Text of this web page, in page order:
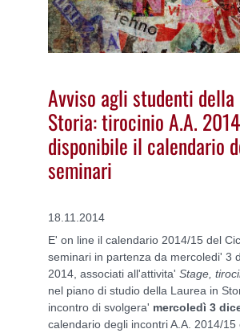
Avviso agli studenti della
Storia: tirocinio A.A.
disponibile il calendario
seminari
18.11.2014
E' on line il calendario 2014/15 del
seminari in partenza da mercoledi' 3
2014, associati all'attivita' Stage,
nel piano di studio della Laurea in
incontro di svolgera' mercoledì 3
calendario degli incontri A.A. 2014/15